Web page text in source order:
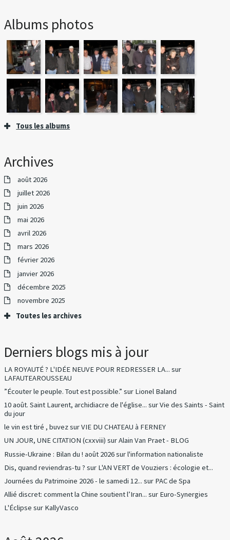
Albums photos
Tous les albums
Archives
août 2026
juillet 2026
juin 2026
mai 2026
avril 2026
mars 2026
février 2026
janvier 2026
décembre 2025
novembre 2025
Toutes les archives
Derniers blogs mis à jour
LA ROYAUTÉ ? L'IDÉE NEUVE POUR REDRESSER LA... sur
LAFAUTEAROUSSEAU
”Écouter le peuple. Tout est possible.” sur Lionel Baland
10 août. Saint Laurent, archidiacre de l'église... surVie des Saints - Saint
du jour
le vin est tiré , buvezsurVIE DU CHATEAU à FERNEY
UN JOUR, UNE CITATION (cxxviii) surAlain Van Praet - BLOG
Russie-Ukraine : Bilan du ! août 2026surl'information nationaliste
Dis, quand reviendras-tu ? sur L'AN VERT de Vouziers : écologie et...
Journées du Patrimoine 2026 - le samedi 12... sur PAC de Spa
Allié discret: comment la Chine soutient l’Iran... sur Euro-Synergies
L'Éclipse sur KallyVasco